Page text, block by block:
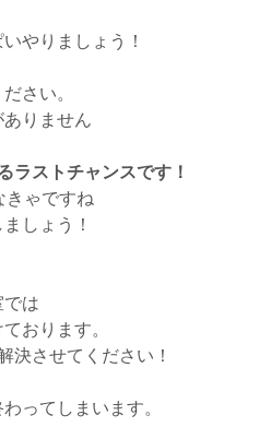
やりましょう！
さい。
りません
ラストチャンスです！
きゃですね
しょう！
は
おります。
決させてください！
ってしまいます。